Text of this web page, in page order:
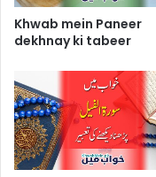
Khwab mein Paneer
dekhnay ki tabeer